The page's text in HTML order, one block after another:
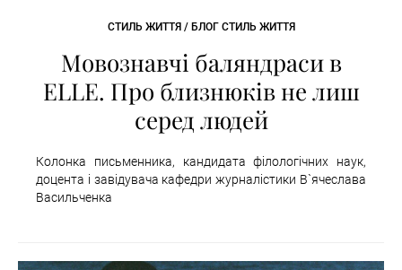
СТИЛЬ ЖИТТЯ / БЛОГ СТИЛЬ ЖИТТЯ
Мовознавчі баляндраси в
ELLE. Про близнюків не лиш
серед людей
Колонка письменника, кандидата філологічних наук,
доцента і завідувача кафедри журналістики В`ячеслава
Васильченка